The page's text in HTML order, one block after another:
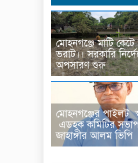
মোহনগঞ্জে মাটি
ভরাট।। সরকারি
অপসারণ শুরু
মোহনগঞ্জের পাইলট
এডহক কমিটির
জাহাঙ্গীর আলম ভিপি